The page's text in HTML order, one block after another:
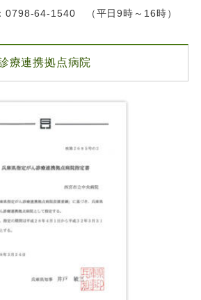
0798-64-1540 （平日9時～16時）
療連携拠点病院